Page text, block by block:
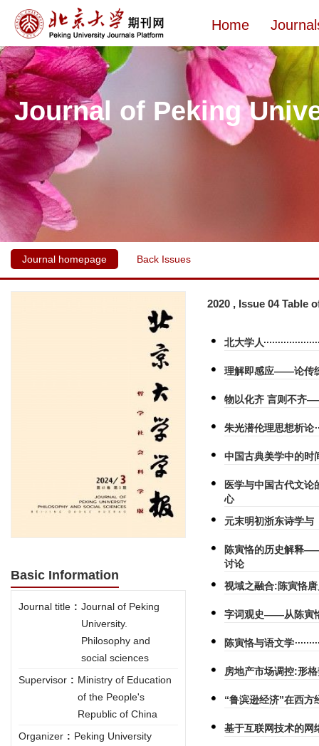
Home
Journal of Peking
Journal homepage Back Issues
Basic Information
Journal title : Journal of Peking
University.
Philosophy and
social sciences
Supervisor : Ministry of Education
of the People's
Republic of China
Organizer : Peking University
2020 , Issue 04 Table
北大学人
理解即感应——论传
物以化齐 言则不齐
朱光潜伦理思想析论
中国古典美学中的时
医学与中国古代文
心
元末明初浙东诗学与
陈寅恪的历史解释
讨论
视域之融合:陈寅恪
字词观史——从陈寅
陈寅恪与语文学
房地产市场调控:形
“鲁滨逊经济”在西方
基于互联网技术的网